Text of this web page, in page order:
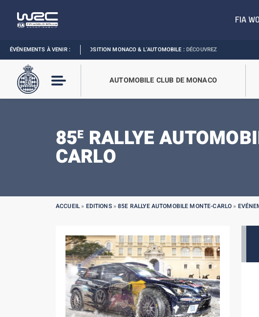
ÉVÉNEMENTS À VENIR :
GRAND PRIXIEXPOSITION MONACO & L’AUTOMOBILE :DÉCOUVREZ
AUTOMOBILE CLUB DE MONACO
85E RALLYE
CARLO
ACCUEIL» EDITIONS»85E RALLYE AUTOMOBILE MONTE-CARLO »